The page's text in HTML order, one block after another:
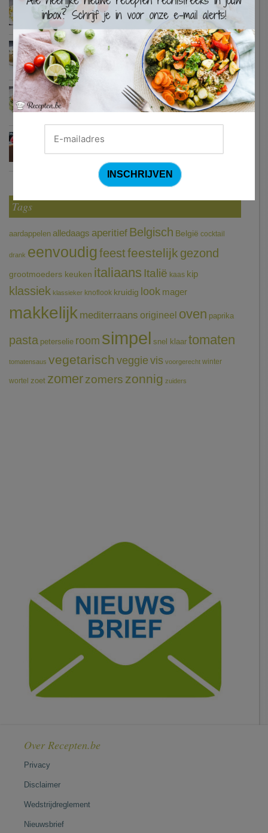
Zweedse gehaktballetjes
Courgetti met paprikasaus en halloumi (Sandra Bekkari)
Chocomousse met fruitbier
Tags
aardappelen alledaags aperitief Belgisch België cocktail
drank eenvoudigfeestfeestelijk gezond
grootmoeders keuken italiaans Italië kaas kip
klassiek klassieker knoflook kruidig look mager
makkelijk mediterraans origineel oven paprika
pasta peterselie room simpel snel klaar tomaten
tomatensaus vegetarischveggie vis voorgerecht winter
wortel zoet zomerzomers zonnig zuiders
Over Recepten.be
Privacy
Disclaimer
Wedstrijdreglement
Nieuwsbrief